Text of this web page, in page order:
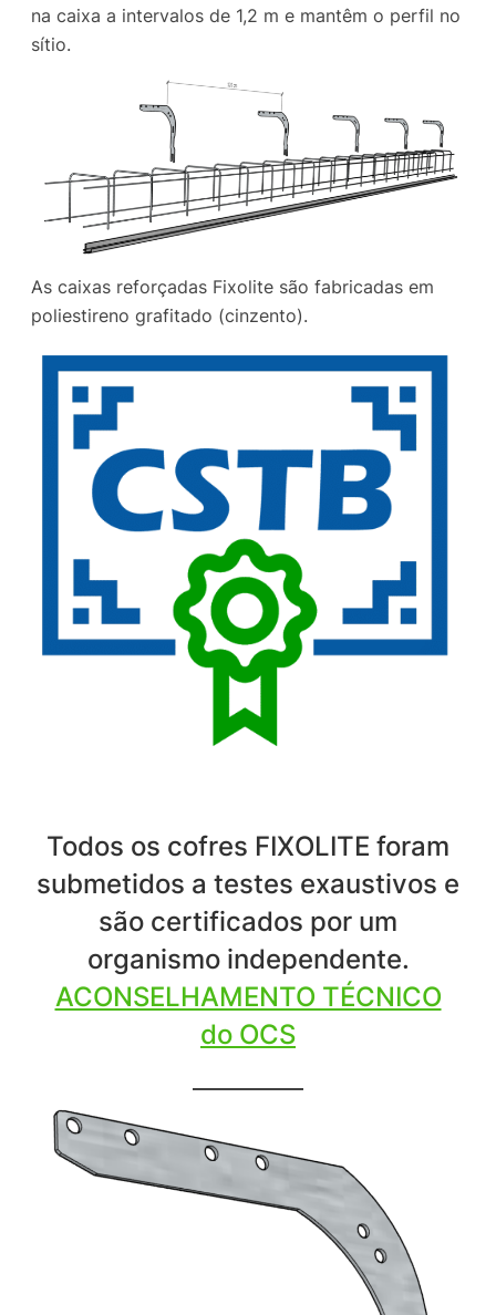
na caixa a intervalos de 1,2 m e mantêm o perfil no
sítio.
As caixas reforçadas Fixolite são fabricadas em
poliestireno grafitado (cinzento).
Todos os cofres FIXOLITE foram
submetidos a testes exaustivos e
são certificados por um
organismo independente.
ACONSELHAMENTO TÉCNICO
do OCS